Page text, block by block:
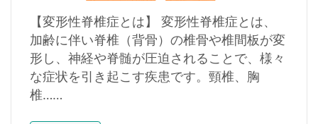
【変形性脊椎症とは】 変形性脊椎症とは、
加齢に伴い脊椎（背骨）の椎骨や椎間板が変
形し、神経や脊髄が圧迫されることで、様々
な症状を引き起こす疾患です。頸椎、胸
椎……